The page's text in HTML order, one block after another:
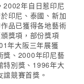
2002年自日惹印尼
印尼、泰國、新加
品已獲得各地藝術
獎項，部份獎項
年大阪三年展獲
獎、2000年印尼藝
特別獎、1996年大
競賽首獎。